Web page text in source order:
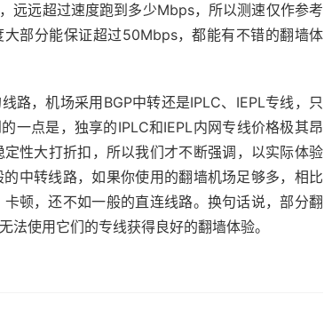
远远超过速度跑到多少Mbps，所以测速仅作参考
部分能保证超过50Mbps，都能有不错的翻墙体
路，机场采用BGP中转还是IPLC、IEPL专线，只
一点是，独享的IPLC和IEPL内网专线价格极其昂
性大打折扣，所以我们才不断强调，以实际体验
中转线路，如果你使用的翻墙机场足够多，相比
顿，还不如一般的直连线路。换句话说，部分翻
使用它们的专线获得良好的翻墙体验。